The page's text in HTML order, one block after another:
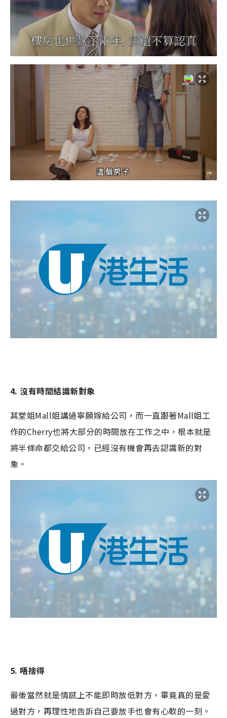
4. 沒有時間結識新對象
其堂姐Mall姐講過寧願嫁給公司，而一直跟著Mall姐工
作的Cherry也將大部分的時間放在工作之中，根本就是
將半條命都交給公司，已經沒有機會再去認識新的對
象。
5. 唔捨得
最後當然就是情感上不能即時放低對方，畢竟真的是愛
過對方，再理性地告訴自己要放手也會有心軟的一刻。